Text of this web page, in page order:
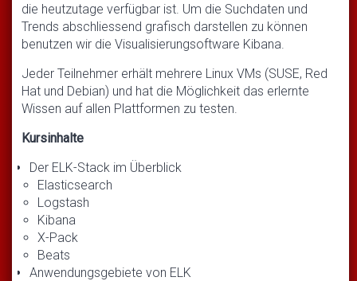
die heutzutage verfügbar ist. Um die Suchdaten und
Trends abschliessend grafisch darstellen zu können
benutzen wir die Visualisierungsoftware Kibana.
Jeder Teilnehmer erhält mehrere Linux VMs (SUSE, Red
Hat und Debian) und hat die Möglichkeit das erlernte
Wissen auf allen Plattformen zu testen.
Kursinhalte
Der ELK-Stack im Überblick
Elasticsearch
Logstash
Kibana
X-Pack
Beats
Anwendungsgebiete von ELK